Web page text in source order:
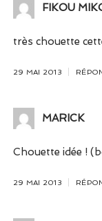
FIKOU
très chouette
29 MAI 2013
MARICK
Chouette idée !
29 MAI 2013